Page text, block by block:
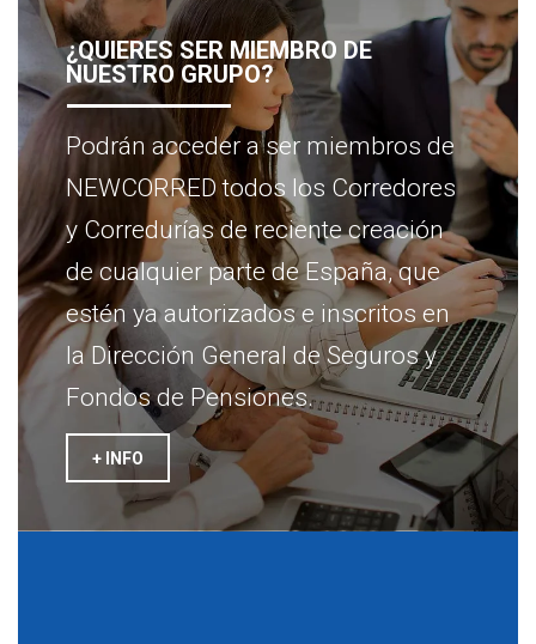
¿QUIERES SER MIEMBRO DE
NUESTRO GRUPO?
Podrán acceder a ser miembros de
NEWCORRED todos los Corredores
y Corredurías de reciente creación
de cualquier parte de España, que
estén ya autorizados e inscritos en
la Dirección General de Seguros y
Fondos de Pensiones.
+ INFO